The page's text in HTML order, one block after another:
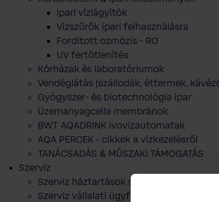
Ipari vízlágyítók
Vízszűrők ipari felhasználásra
Fordított ozmózis - RO
UV fertőtlenítés
Kórházak és laboratóriumok
Vendéglátás (szállodák, éttermek,
Gyógyszer- és biotechnológia ipar
Üzemanyagcella membránok
BWT AQADRINK ivovizautomatak
AQA PERCEK - cikkek a vízkezelésről
TANÁCSADÁS & MŰSZAKI TÁMOGATÁS
Szerviz
Szerviz háztartások számára
Szerviz vállalati ügyfelek számára